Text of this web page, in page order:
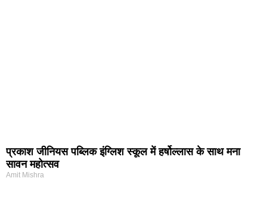
प्रकाश जीनियस पब्लिक इंग्लिश स्कूल में हर्षोल्लास के साथ मना
सावन महोत्सव
Amit Mishra